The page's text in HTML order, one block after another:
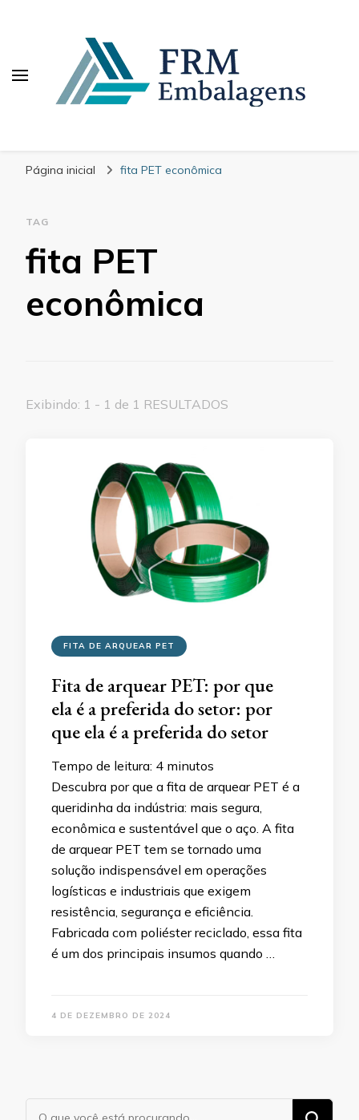
Página inicial fita PET econômica
TAG
fita PET
econômica
Exibindo: 1 - 1 de 1 RESULTADOS
FITA DE ARQUEAR PET
Fita de arquear PET: por que
ela é a preferida do setor: por
que ela é a preferida do setor
Tempo de leitura: 4 minutos
Descubra por que a fita de arquear PET é a
queridinha da indústria: mais segura,
econômica e sustentável que o aço. A fita
de arquear PET tem se tornado uma
solução indispensável em operações
logísticas e industriais que exigem
resistência, segurança e eficiência.
Fabricada com poliéster reciclado, essa fita
é um dos principais insumos quando …
4 DE DEZEMBRO DE 2024
Procurando